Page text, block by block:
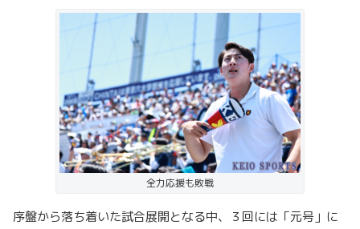
全力応援も敗戦
序盤から落ち着いた試合展開となる中、３回には「元号」に